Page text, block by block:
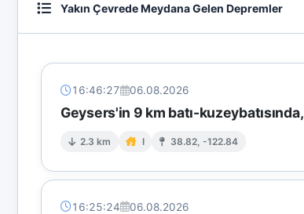
Yakın Çevrede Meydana Gelen Depremler
16:46:27 06.08.2026
Geysers'in 9 km batı-
2.3 km I 38.82, -122.84
16:25:24 06.08.2026